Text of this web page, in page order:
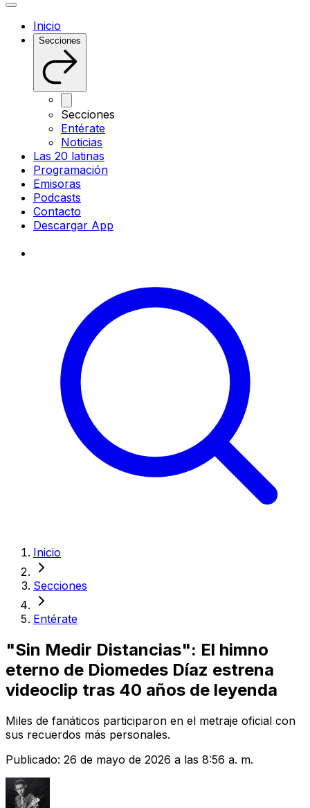
Inicio
Secciones
Secciones
Entérate
Noticias
Las 20 latinas
Programación
Emisoras
Podcasts
Contacto
Descargar App
Inicio
Secciones
Entérate
"Sin Medir Distancias": El himno
eterno de Diomedes Díaz estrena
videoclip tras 40 años de leyenda
Miles de fanáticos participaron en el metraje oficial con
sus recuerdos más personales.
Publicado: 26 de mayo de 2026 a las 8:56 a. m.